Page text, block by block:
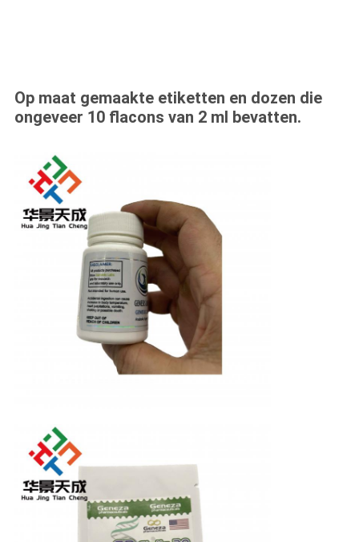
Op maat gemaakte etiketten en dozen die
ongeveer 10 flacons van 2 ml bevatten.